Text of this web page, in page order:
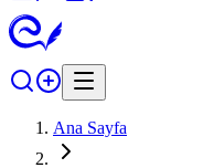
Ana Sayfa